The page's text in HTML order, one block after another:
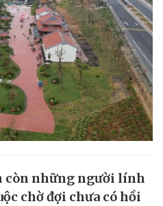
còn những người lính
chờ đợi chưa có hồi